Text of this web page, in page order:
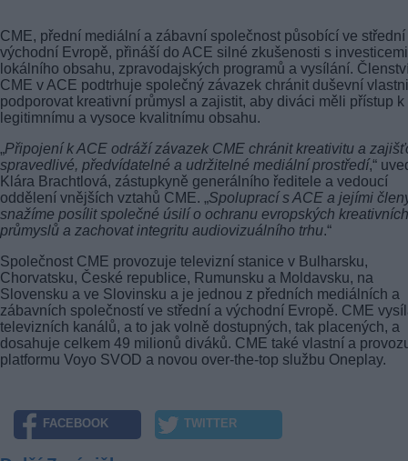
CME, přední mediální a zábavní společnost působící ve střední
východní Evropě, přináší do ACE silné zkušenosti s
lokálního obsahu, zpravodajských programů a vysílání.
CME v ACE podtrhuje společný závazek chránit duševní
podporovat kreativní průmysl a zajistit, aby diváci měli přístup k
legitimnímu a vysoce kvalitnímu obsahu.
„Připojení k ACE odráží závazek CME chránit kreativitu a
spravedlivé, předvídatelné a udržitelné mediální prostředí,“
Klára Brachtlová, zástupkyně generálního ředitele a vedoucí
oddělení vnějších vztahů CME. „Spoluprací s ACE a jejími
snažíme posílit společné úsilí o ochranu evropských kreativních
průmyslů a zachovat integritu audiovizuálního trhu.“
Společnost CME provozuje televizní stanice v Bulharsku,
Chorvatsku, České republice, Rumunsku a Moldavsku, na
Slovensku a ve Slovinsku a je jednou z předních mediálních a
zábavních společností ve střední a východní Evropě. CME
televizních kanálů, a to jak volně dostupných, tak placených, a
dosahuje celkem 49 milionů diváků. CME také vlastní a
platformu Voyo SVOD a novou over-the-top službu Oneplay.
FACEBOOK TWITTER